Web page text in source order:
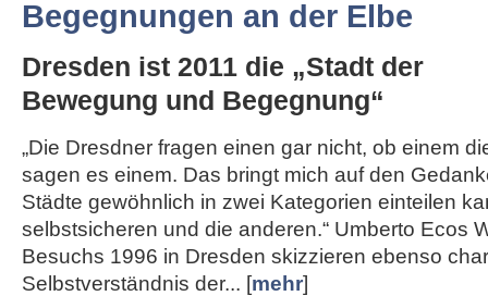
Begegnungen an der Elbe
Dresden ist 2011 die „Stadt der
Bewegung und Begegnung“
„Die Dresdner fragen einen gar nicht, ob einem
sagen es einem. Das bringt mich auf den
Städte gewöhnlich in zwei Kategorien einteilen
selbstsicheren und die anderen.“ Umberto Ecos
Besuchs 1996 in Dresden skizzieren ebenso
Selbstverständnis der... [mehr]